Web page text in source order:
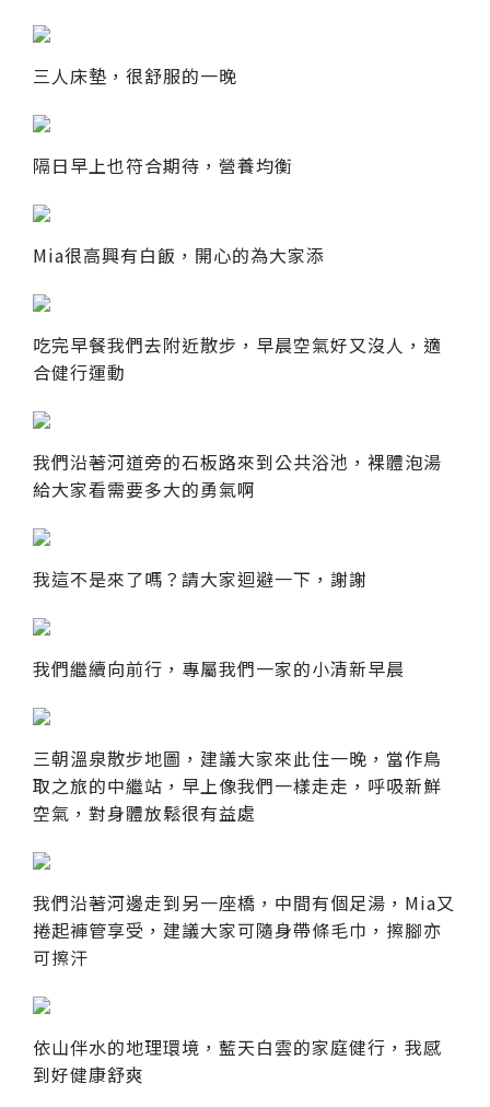
三人床墊，很舒服的一晚
隔日早上也符合期待，營養均衡
Mia很高興有白飯，開心的為大家添
吃完早餐我們去附近散步，早晨空氣好又沒人，適
合健行運動
我們沿著河道旁的石板路來到公共浴池，裸體泡湯
給大家看需要多大的勇氣啊
我這不是來了嗎？請大家迴避一下，謝謝
我們繼續向前行，專屬我們一家的小清新早晨
三朝溫泉散步地圖，建議大家來此住一晚，當作鳥
取之旅的中繼站，早上像我們一樣走走，呼吸新鮮
空氣，對身體放鬆很有益處
我們沿著河邊走到另一座橋，中間有個足湯，Mia又
捲起褲管享受，建議大家可隨身帶條毛巾，擦腳亦
可擦汗
依山伴水的地理環境，藍天白雲的家庭健行，我感
到好健康舒爽